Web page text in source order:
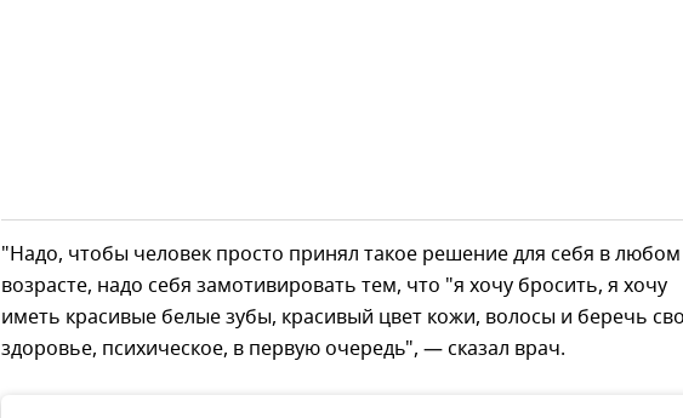
"Надо, чтобы человек просто принял такое решение для себя в любом
возрасте, надо себя замотивировать тем, что "я хочу бросить, я хочу
иметь красивые белые зубы, красивый цвет кожи, волосы и беречь
здоровье, психическое, в первую очередь", — сказал врач.